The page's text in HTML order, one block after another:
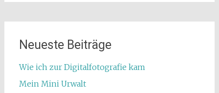
Neueste Beiträge
Wie ich zur Digitalfotografie kam
Mein Mini Urwalt